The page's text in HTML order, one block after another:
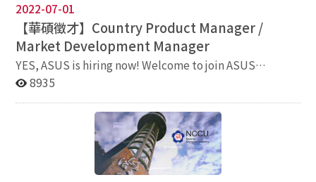
2022-07-01
【華碩徵才】 Country Product Manager /
Market Development Manager
YES, ASUS is hiring now! Welcome to join ASUS
International Team for better career perspective!
Information consolidation and delivery - Internal:
Product department, Market develop team, sales
admin, Logistic team. etc. - External: market,
competitor, customers etc. 2. Propose product
strategy - Analysis, positioning, portfolio, coordination,
8935